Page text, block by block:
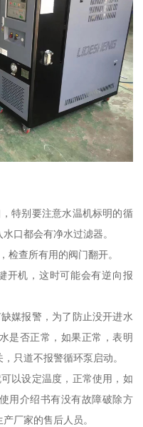
特别要注意水温机标明的循
口都会有净水过滤器。
检查所有用的阀门翻开。
开机，这时可能会有逆向报
媒报警，为了防止没开进水
是否正常，如果正常，表明
只道不报警循环泵启动。
以设定温度，正常使用，如
用介绍书有没有故障破除方
厂家的售后人员。